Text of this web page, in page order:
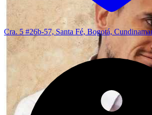
Cra. 5 #26b-57, Santa Fé, Bogotá,